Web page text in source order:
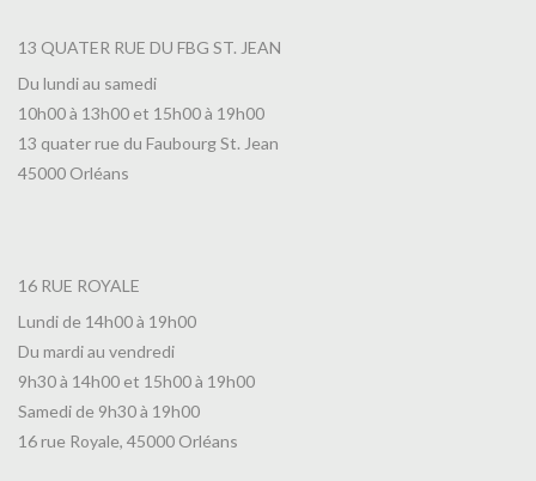
13 QUATER RUE DU FBG ST. JEAN
Du lundi au samedi
10h00 à 13h00 et 15h00 à 19h00
13 quater rue du Faubourg St. Jean
45000 Orléans
16 RUE ROYALE
Lundi de 14h00 à 19h00
Du mardi au vendredi
9h30 à 14h00 et 15h00 à 19h00
Samedi de 9h30 à 19h00
16 rue Royale, 45000 Orléans